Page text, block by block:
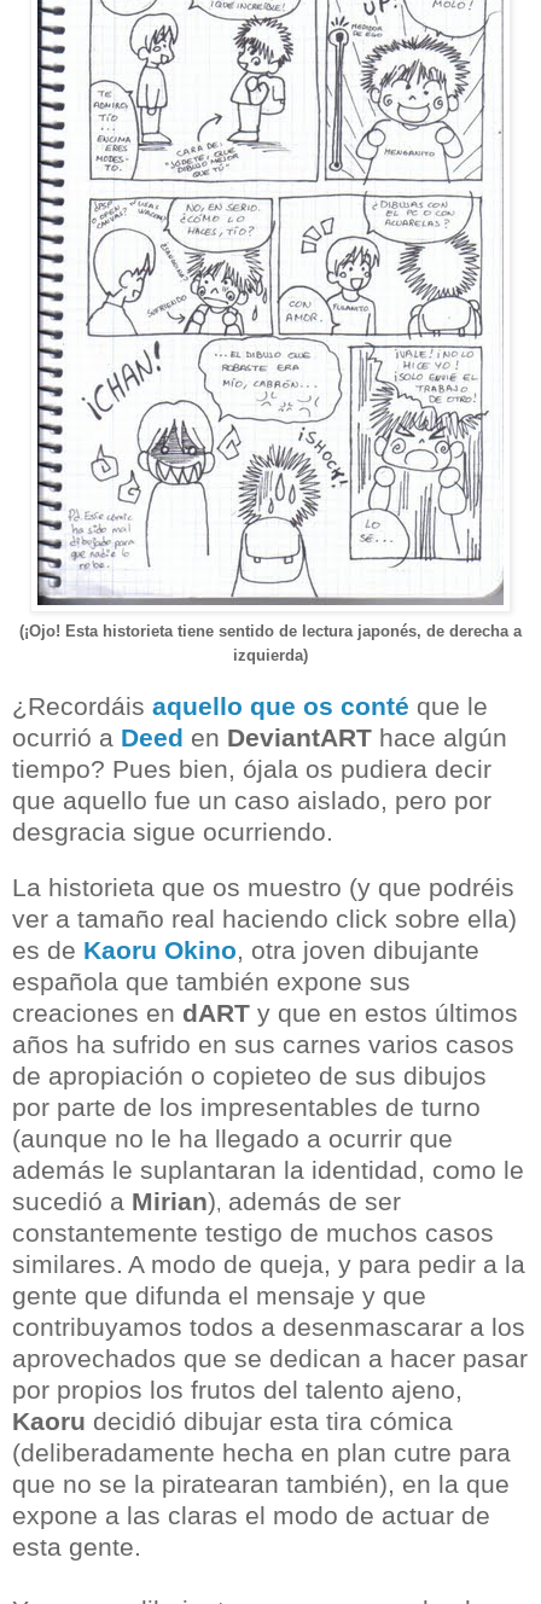
(¡Ojo! Esta historieta tiene sentido de lectura japonés, de derecha a
izquierda)
¿Recordáis aquello que os conté que le
ocurrió a Deed en DeviantART hace algún
tiempo? Pues bien, ójala os pudiera decir
que aquello fue un caso aislado, pero por
desgracia sigue ocurriendo.
La historieta que os muestro (y que podréis
ver a tamaño real haciendo click sobre ella)
es de Kaoru Okino, otra joven dibujante
española que también expone sus
creaciones en dART y que en estos últimos
años ha sufrido en sus carnes varios casos
de apropiación o copieteo de sus dibujos
por parte de los impresentables de turno
(aunque no le ha llegado a ocurrir que
además le suplantaran la identidad, como le
sucedió a Mirian), además de ser
constantemente testigo de muchos casos
similares. A modo de queja, y para pedir a la
gente que difunda el mensaje y que
contribuyamos todos a desenmascarar a los
aprovechados que se dedican a hacer pasar
por propios los frutos del talento ajeno,
Kaoru decidió dibujar esta tira cómica
(deliberadamente hecha en plan cutre para
que no se la piratearan también), en la que
expone a las claras el modo de actuar de
esta gente.